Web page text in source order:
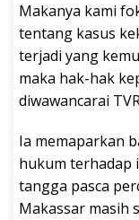
Makanya kami
tentang kasus
terjadi yang
maka hak-hak
diwawancarai
Ia memaparkan
hukum terhadap
tangga pasca
Makassar masih